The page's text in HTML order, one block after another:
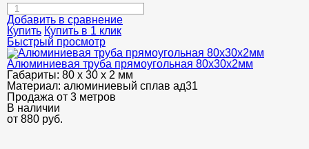
Добавить в сравнение
Купить Купить в 1 клик
Быстрый просмотр
Алюминиевая труба прямоугольная 80х30х2мм
Габариты: 80 х 30 х 2 мм
Материал: алюминиевый сплав ад31
Продажа от 3 метров
В наличии
от 880 руб.